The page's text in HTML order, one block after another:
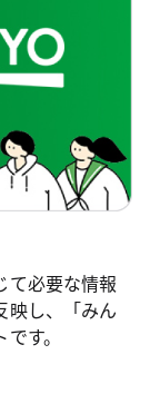
て必要な情報
映し、「みん
す。